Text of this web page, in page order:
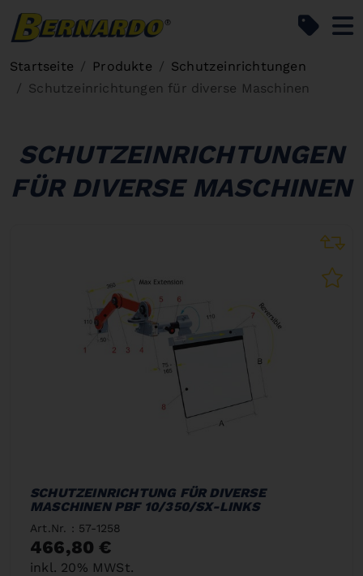
Startseite Produkte
Schutzeinrichtungen
Schutzeinrichtungen für diverse Maschinen
SCHUTZEINRICHTUNGEN
FÜR DIVERSE MASCHINEN
SCHUTZEINRICHTUNG FÜR DIVERSE
MASCHINEN PBF 10/350/SX-LINKS
Art.Nr. : 57-1258
466,80 €
inkl. 20% MWSt.